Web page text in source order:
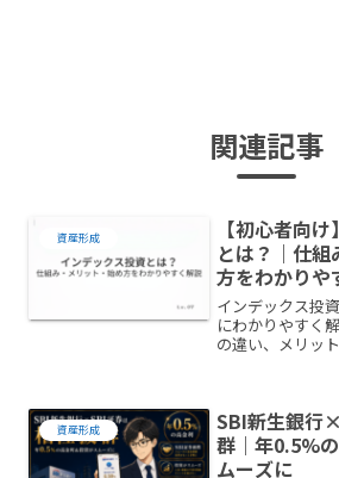
関連記事
資産形成
【初心者向
とは？｜仕
方をわかりや
インデックス投
にわかりやすく
の違い、メリッ
資産形成
SBI新生銀行
群｜年0.5%
ムーズに